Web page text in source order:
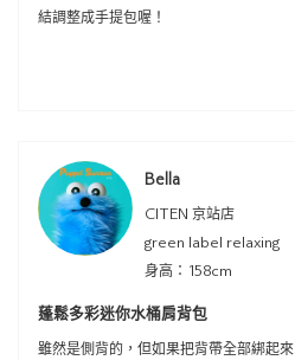
結調整成手提包喔！
Bella
CITEN 京站店
green label relaxing
身高：158cm
蓬鬆多彩迷你水桶肩背包
雖然是側背的，但如果把背帶全部綁起來